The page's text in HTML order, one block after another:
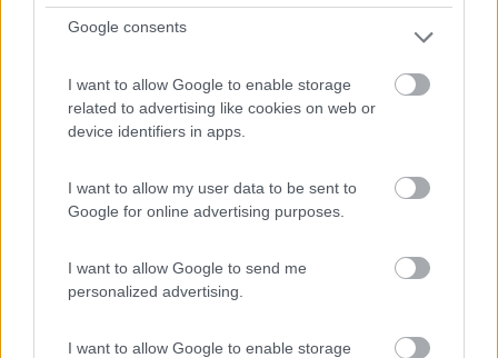
Google consents
I want to allow Google to enable storage
related to advertising like cookies on web or
device identifiers in apps.
I want to allow my user data to be sent to
Google for online advertising purposes.
I want to allow Google to send me
personalized advertising.
I want to allow Google to enable storage
7,6 7
Montedinove (AP) - 13.6km
Sp 23 - Contrada S. Basilio